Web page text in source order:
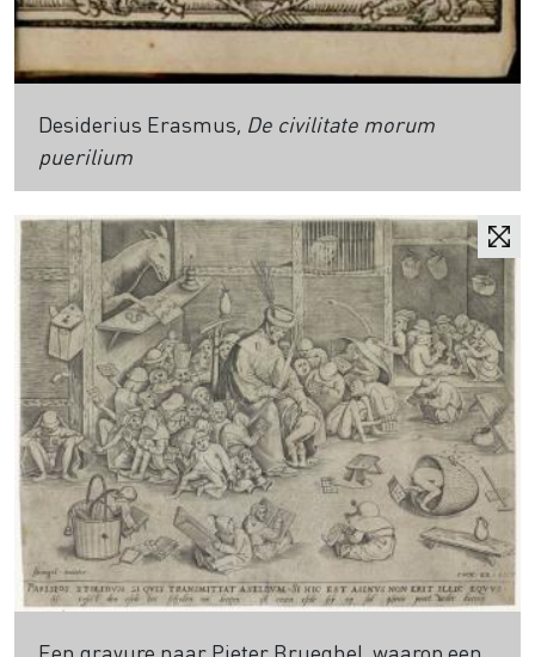
Desiderius Erasmus, De civilitate morum
puerilium